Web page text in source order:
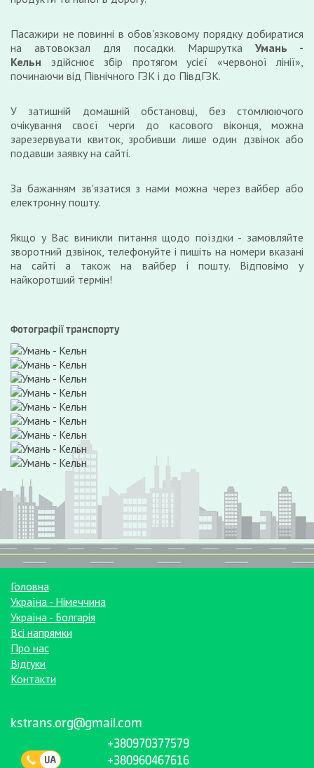
Пасажири не повинні в обов'язковому порядку добиратися
на автовокзал для посадки. МаршруткаУмань -
Кельн
здійснює збір протягом усієї «червоної лінії»,
починаючи від Північного ГЗК і до ПівдГЗК.
У затишній домашній обстановці, без стомлюючого
очікування своєї черги до касового віконця, можна
зарезервувати квиток, зробивши лише один дзвінок або
подавши заявку на сайті.
За бажанням зв'язатися з нами можна через вайбер або
електронну пошту.
Якщо у Вас виникли питання щодо поїздки - замовляйте
зворотний дзвінок, телефонуйте і пишіть на номери вказані
на сайті а також на вайбер і пошту. Відповімо у
найкоротший термін!
Фотографії транспорту
Головна
Україна - Німеччина
Україна - Болгарія
Всі напрямки
Про нас
Відгуки
Контакти
kstrans.org@gmail.com
+380970377579
+380960467616